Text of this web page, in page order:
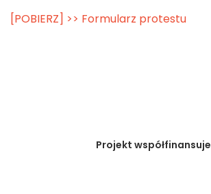
[POBIERZ] >> Formularz protestu
Projekt współfinansuje